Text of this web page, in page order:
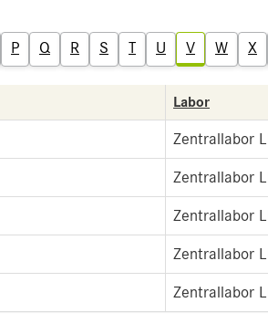
P Q R S T U V W X
Labor
Zentrallabor
Zentrallabor
Zentrallabor
Zentrallabor
Zentrallabor